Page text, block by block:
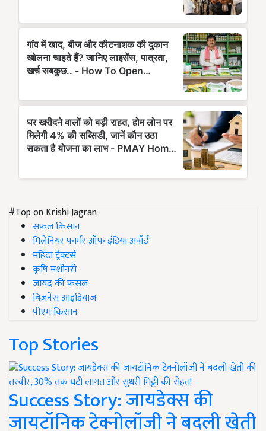
#Top on Krishi Jagran
सफल किसान
मिलेनियर फार्मर ऑफ इंडिया अवॉर्ड
महिंद्रा ट्रैक्टर्स
कृषि मशीनरी
जायद की फसल
बिज़नेस आइडियाज
पीएम किसान
Top Stories
Success Story: जायडेक्स की
जायटॉनिक टेक्नोलॉजी ने बदली खेती